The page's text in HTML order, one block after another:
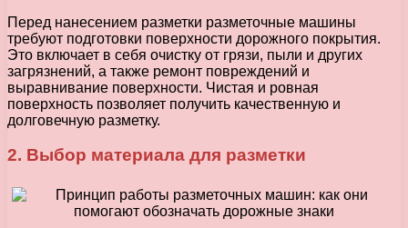
Перед нанесением разметки разметочные машины
требуют подготовки поверхности дорожного покрытия.
Это включает в себя очистку от грязи, пыли и других
загрязнений, а также ремонт повреждений и
выравнивание поверхности. Чистая и ровная
поверхность позволяет получить качественную и
долговечную разметку.
2. Выбор материала для разметки